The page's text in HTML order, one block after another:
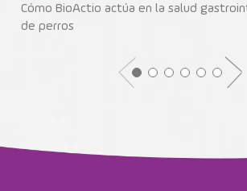
Cómo BioActio actúa en la salud
de perros